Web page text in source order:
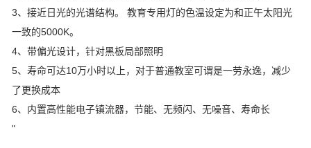
3、接近日光的光谱结构。 教育专用灯的色温设定为和正午太阳光
一致的5000K。
4、带偏光设计，针对黑板局部照明
5、寿命可达10万小时以上，对于普通教室可谓是一劳永逸，减少
了更换成本
6、内置高性能电子镇流器，节能、无频闪、无噪音、寿命长
"